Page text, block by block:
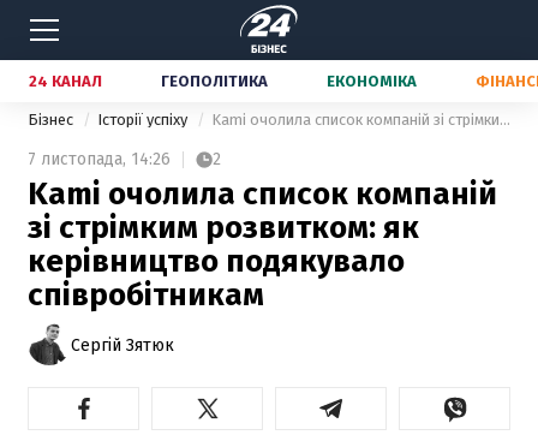
24 КАНАЛ ГЕОПОЛІТИКА ЕКОНОМІКА
Бізнес Історії успіху Kami очолила список компаній зі стрімким розвитком: як керівництво подякувало співробітникам
7 листопада, 14:26 2
Kami очолила список компаній
зі стрімким розвитком: як
керівництво подякувало
співробітникам
Сергій Зятюк